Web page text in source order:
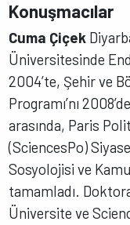
Konuşmacılar
Cuma Çiçek
Üniversitesinde
2004’te, Şehir ve
Programı’nı
arasında, Paris
(SciencesPo)
Sosyolojisi ve
tamamladı.
Üniversite ve